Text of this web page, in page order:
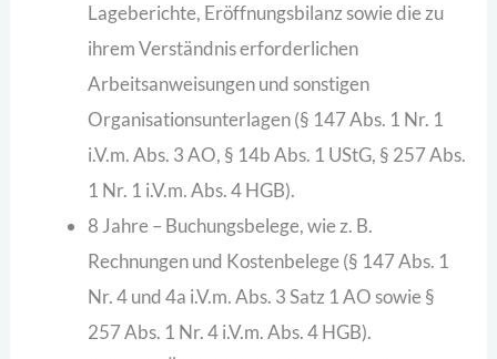
Lageberichte, Eröffnungsbilanz sowie die zu
ihrem Verständnis erforderlichen
Arbeitsanweisungen und sonstigen
Organisationsunterlagen (§ 147 Abs. 1 Nr. 1
i.V.m. Abs. 3 AO, § 14b Abs. 1 UStG, § 257 Abs.
1 Nr. 1 i.V.m. Abs. 4 HGB).
8 Jahre – Buchungsbelege, wie z. B.
Rechnungen und Kostenbelege (§ 147 Abs. 1
Nr. 4 und 4a i.V.m. Abs. 3 Satz 1 AO sowie §
257 Abs. 1 Nr. 4 i.V.m. Abs. 4 HGB).